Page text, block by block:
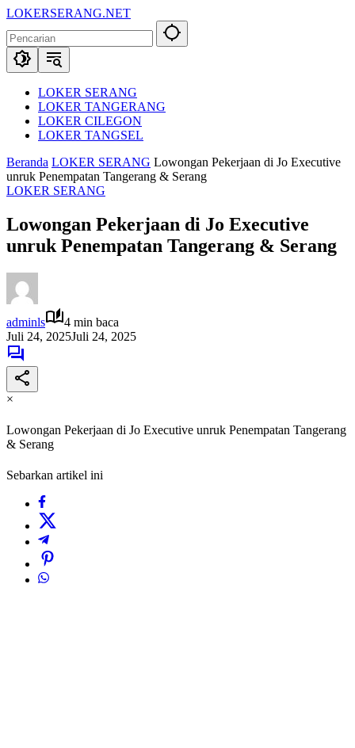
Langsung
konten
LOKERSERANG.NET
Lowongan
Kerja
Serang
SekitarnyaLOKER SERANG
LOKER TANGERANG
LOKER CILEGON
LOKER TANGSEL
Beranda LOKER SERANG Lowongan Pekerjaan di Jo Executive
unruk Penempatan Tangerang & Serang
LOKER SERANG
Lowongan Pekerjaan di Jo Executive
unruk Penempatan Tangerang & Serang
adminls
4 min baca
Juli 24, 2025Juli 24, 2025
×
Lowongan Pekerjaan di Jo Executive unruk Penempatan Tangerang
& Serang
Sebarkan artikel ini